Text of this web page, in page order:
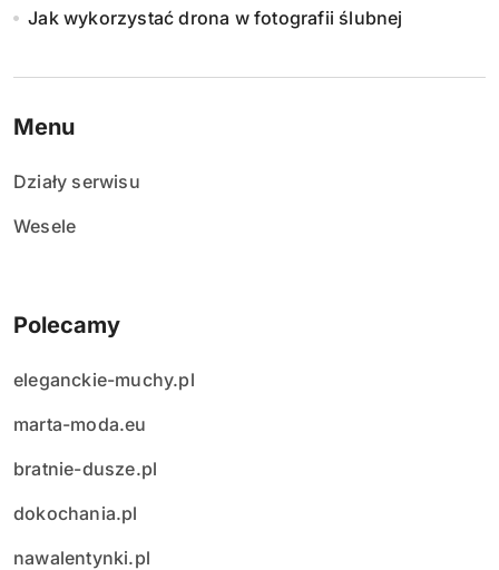
Jak wykorzystać drona w fotografii ślubnej
Menu
Działy serwisu
Wesele
Polecamy
eleganckie-muchy.pl
marta-moda.eu
bratnie-dusze.pl
dokochania.pl
nawalentynki.pl